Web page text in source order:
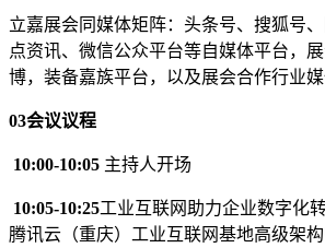
立嘉展会同媒体矩阵：头条号、搜狐号
点资讯、微信公众平台等自媒体平台，
博，装备嘉族平台，以及展会合作行业媒
03会议议程
10:00-10:05 主持人开场
10:05-10:25工业互联网助力企业数字
腾讯云（重庆）工业互联网基地高级架